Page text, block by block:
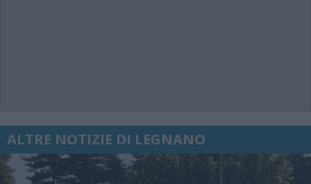
ALTRE NOTIZIE DI LEGNANO